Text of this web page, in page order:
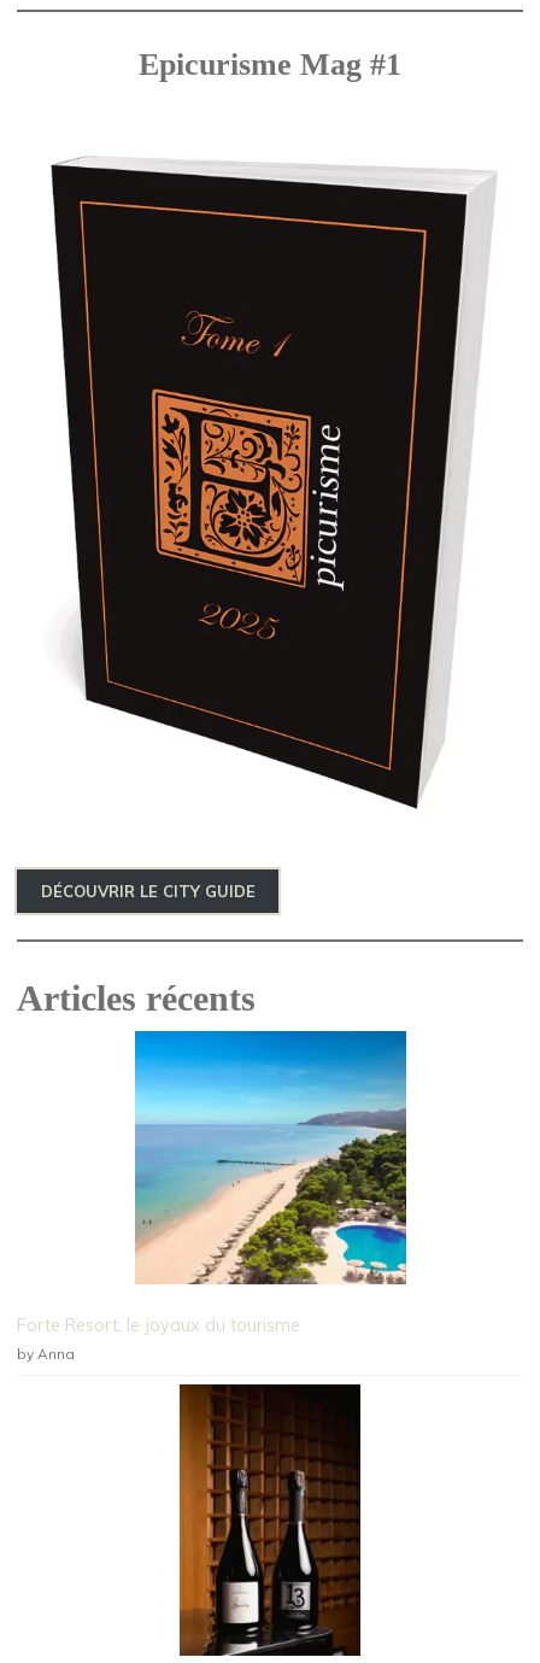
Epicurisme Mag #1
DÉCOUVRIR LE CITY GUIDE
Articles récents
Forte Resort, le joyaux du tourisme
by Anna